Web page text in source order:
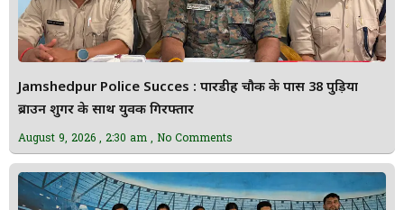
Jamshedpur Police Succes : पारडीह चौक के पास 38 पुड़िया
ब्राउन शुगर के साथ युवक गिरफ्तार
August 9, 2026 2:30 am No Comments